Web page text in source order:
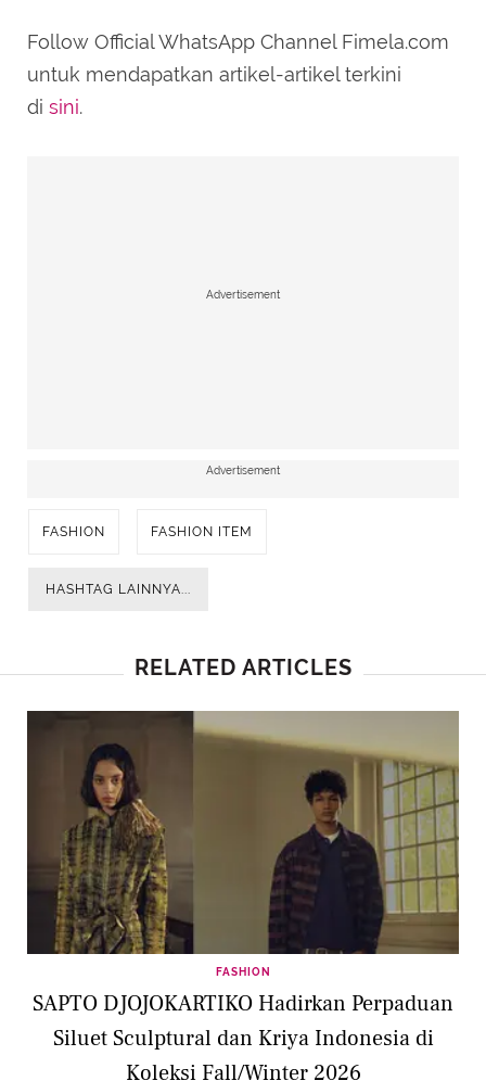
Follow Official WhatsApp Channel Fimela.com
untuk mendapatkan artikel-artikel terkini
di sini.
Advertisement
Advertisement
FASHION FASHION ITEM
HASHTAG LAINNYA...
RELATED ARTICLES
FASHION
SAPTO DJOJOKARTIKO Hadirkan Perpaduan
Siluet Sculptural dan Kriya Indonesia di
Koleksi Fall/Winter 2026